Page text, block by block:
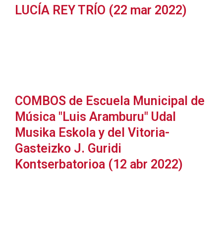
LUCÍA REY TRÍO (22 mar 2022)
COMBOS de Escuela Municipal de
Música "Luis Aramburu" Udal
Musika Eskola y del Vitoria-
Gasteizko J. Guridi
Kontserbatorioa (12 abr 2022)